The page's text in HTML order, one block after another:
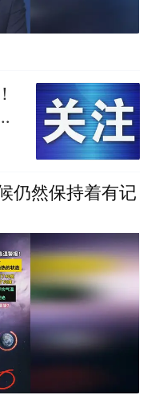
仍然保持着有记